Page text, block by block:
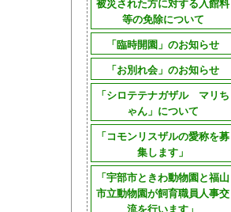
等の免除について
「臨時開園」のお知らせ
「お別れ会」のお知らせ
「シロテテナガザル マリち
ゃん」について
「コモンリスザルの愛称を募
集します」
「宇部市ときわ動物園と福山
市立動物園が飼育職員人事交
流を行います」